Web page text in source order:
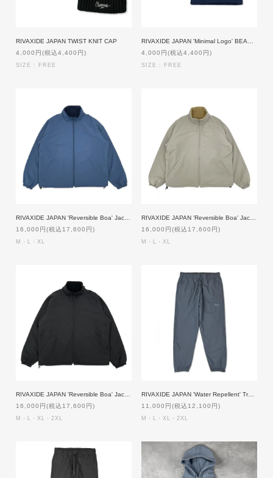
RIVAXIDE JAPAN TWIST KNIT CAP
4,000円(税込4,400円)
SIZE : FREE
4,000円(税込4,400円)
SIZE : FREE
16,000円(税込17,600円)
M・L・XL
16,000円(税込17,600円)
M・L・XL
16,000円(税込17,600円)
M・L・XL・2XL
RIVAXIDE JAPAN 'Water Repellent' Training Pants [NAVY]
11,000円(税込12,100円)
M・L・XL・2XL